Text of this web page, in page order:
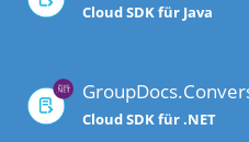
Cloud SDK für Java
Cloud SDK für .NET